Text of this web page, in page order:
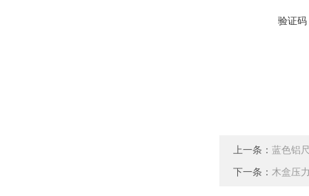
验证码
上一条： 蓝色铝
下一条： 木盒压